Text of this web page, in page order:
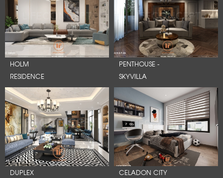
HOLM
RESIDENCE
PENTHOUSE -
SKYVILLA
DUPLEX
CELADON CITY